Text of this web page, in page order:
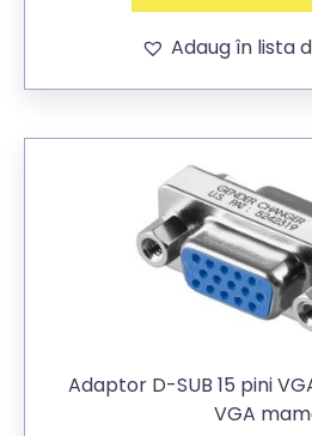
Adaug în lista
Adaptor D-SUB 15 pini
VGA